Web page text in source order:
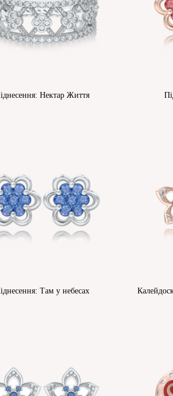
Нектар Життя
Там у небесах